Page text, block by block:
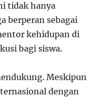
tidak hanya
berperan sebagai
kehidupan di
bagi siswa.
Meskipun
dengan